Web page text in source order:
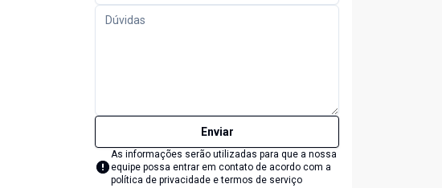
Enviar
As informações serão utilizadas para que a nossa
equipe possa entrar em contato de acordo com a
política de privacidade e termos de serviço